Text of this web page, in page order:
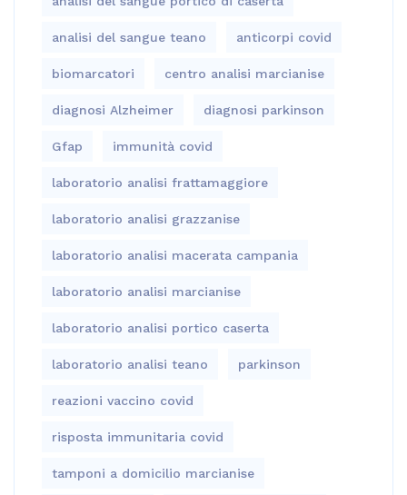
analisi del sangue teano anticorpi covid
biomarcatori centro analisi marcianise
diagnosi Alzheimer diagnosi parkinson
Gfap immunità covid
laboratorio analisi frattamaggiore
laboratorio analisi grazzanise
laboratorio analisi macerata campania
laboratorio analisi marcianise
laboratorio analisi portico caserta
laboratorio analisi teano parkinson
reazioni vaccino covid
risposta immunitaria covid
tamponi a domicilio marcianise